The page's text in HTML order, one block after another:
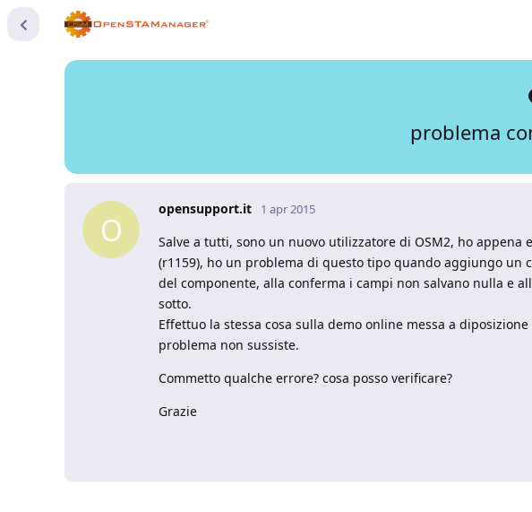
problema
O
opensupport.it 1 apr 2015
Salve a tutti, sono un nuovo utilizzatore di OSM2, ho
(r1159), ho un problema di questo tipo quando aggiungo
del componente, alla conferma i campi non salvano nulla e
sotto.
Effettuo la stessa cosa sulla demo online messa a
problema non sussiste.
Commetto qualche errore? cosa posso verificare?
Grazie